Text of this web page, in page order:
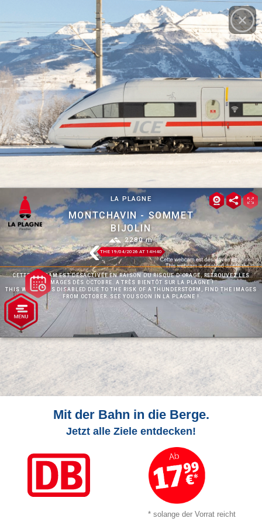
Mit der Bahn in die Berge.
Jetzt alle Ziele entdecken!
* solange der Vorrat reicht